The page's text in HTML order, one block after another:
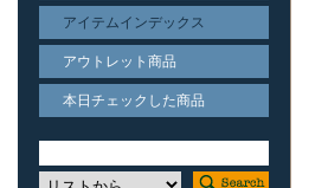
アイテムインデックス
アウトレット商品
本日チェックした商品